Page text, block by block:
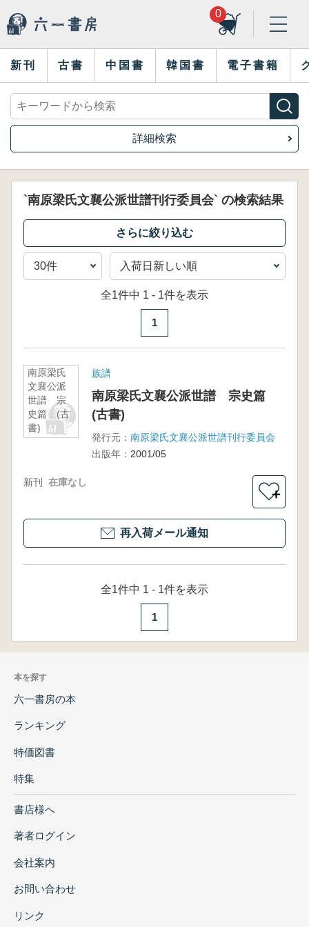
0
新刊 古書 中国書 韓国書 電子書籍
詳細検索
`南原梁氏文襄公派世譜刊行委員会` の検索結果
全1件中 1 - 1件を表示
1
南原梁氏
文襄公派
世譜 宗
史篇 (古
書)
族譜
南原梁氏文襄公派世譜 宗史篇
(古書)
発行元： 南原梁氏文襄公派世譜刊行委員会
出版年： 2001/05
新刊 在庫なし
＋
再入荷メール通知
全1件中 1 - 1件を表示
1
本を探す
六一書房の本
ランキング
特価図書
特集
書店様へ
著者ログイン
会社案内
お問い合わせ
リンク